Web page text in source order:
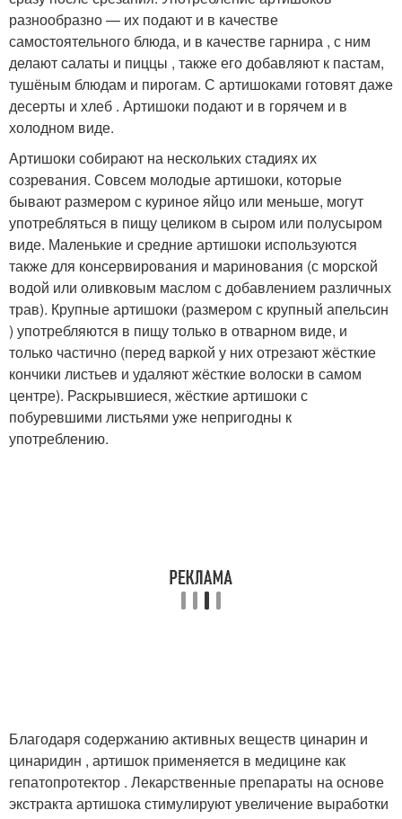
разнообразно — их подают и в качестве
самостоятельного блюда, и в качестве гарнира , с ним
делают салаты и пиццы , также его добавляют к пастам,
тушёным блюдам и пирогам. С артишоками готовят даже
десерты и хлеб . Артишоки подают и в горячем и в
холодном виде.
Артишоки собирают на нескольких стадиях их
созревания. Совсем молодые артишоки, которые
бывают размером с куриное яйцо или меньше, могут
употребляться в пищу целиком в сыром или полусыром
виде. Маленькие и средние артишоки используются
также для консервирования и маринования (с морской
водой или оливковым маслом с добавлением различных
трав). Крупные артишоки (размером с крупный апельсин
) употребляются в пищу только в отварном виде, и
только частично (перед варкой у них отрезают жёсткие
кончики листьев и удаляют жёсткие волоски в самом
центре). Раскрывшиеся, жёсткие артишоки с
побуревшими листьями уже непригодны к
употреблению.
Благодаря содержанию активных веществ цинарин и
цинаридин , артишок применяется в медицине как
гепатопротектор . Лекарственные препараты на основе
экстракта артишока стимулируют увеличение выработки